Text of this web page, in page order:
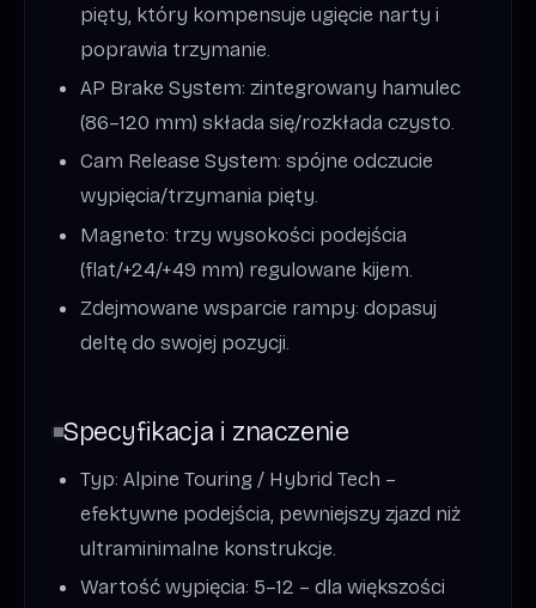
pięty, który kompensuje ugięcie narty i
poprawia trzymanie.
AP Brake System: zintegrowany hamulec
(86–120 mm) składa się/rozkłada czysto.
Cam Release System: spójne odczucie
wypięcia/trzymania pięty.
Magneto: trzy wysokości podejścia
(flat/+24/+49 mm) regulowane kijem.
Zdejmowane wsparcie rampy: dopasuj
deltę do swojej pozycji.
Specyfikacja i znaczenie
Typ: Alpine Touring / Hybrid Tech –
efektywne podejścia, pewniejszy zjazd niż
ultraminimalne konstrukcje.
Wartość wypięcia: 5–12 – dla większości